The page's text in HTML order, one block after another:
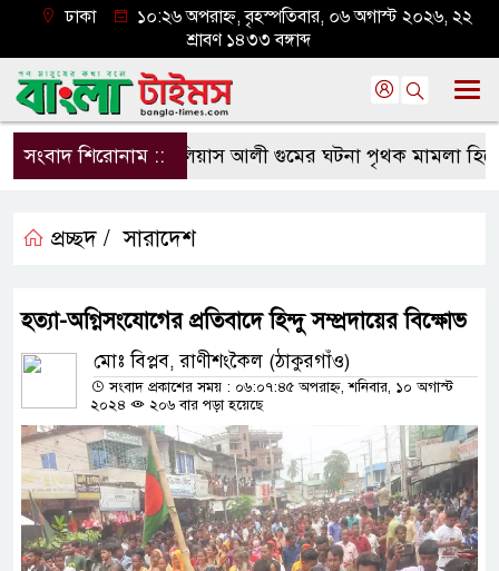
ঢাকা
১০:২৬ অপরাহ্ন, বৃহস্পতিবার, ০৬ অগাস্ট ২০২৬, ২২
শ্রাবণ ১৪৩৩ বঙ্গাব্দ
সংবাদ শিরোনাম ::ইলিয়াস আলী গুমের ঘটনা পৃথক মামলা হিসেবে
প্রচ্ছদ / সারাদেশ
হত্যা-অগ্নিসংযোগের প্রতিবাদে হিন্দু সম্প্রদায়ের বিক্ষোভ
মোঃ বিপ্লব, রাণীশংকৈল (ঠাকুরগাঁও)
সংবাদ প্রকাশের সময় : ০৬:০৭:৪৫ অপরাহ্ন, শনিবার, ১০ অগাস্ট
২০২৪
২০৬ বার পড়া হয়েছে